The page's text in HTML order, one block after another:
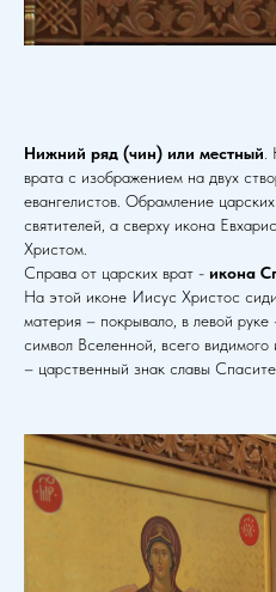
Нижний ряд (чин) или местный
врата с изображением на двух
евангелистов. Обрамление
святителей, а сверху икона
Христом.
Справа от царских врат - икона
На этой иконе Иисус Христос
материя – покрывало, в левой
символ Вселенной, всего
– царственный знак славы